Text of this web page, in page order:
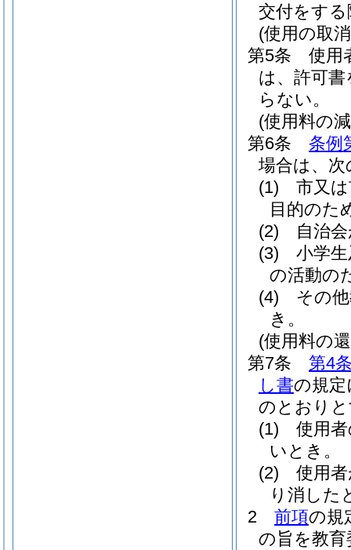
交付をす
(使用の取
第5条
使用
は、許可
らない。
(使用料の
第6条
条例
場合は、
(1)
市又
目的のた
(2)
自治
(3)
小学
の活動の
(4)
その
き。
(使用料の
第7条
第4
し書の規
のとおり
(1)
使用
いとき。
(2)
使用
り消した
2
前項の規
の旨を教